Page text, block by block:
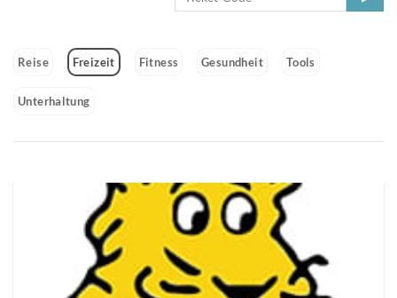
Reise Freizeit Fitness Gesundheit Tools
Unterhaltung